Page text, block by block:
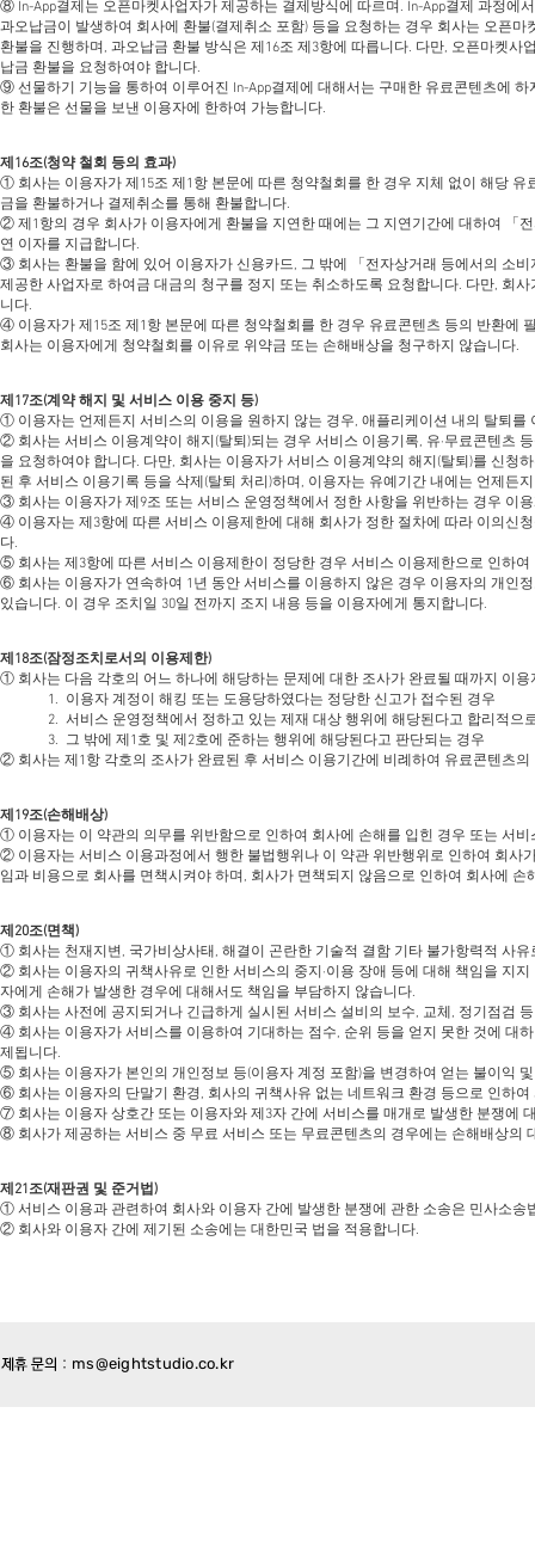
⑧ In-App결제는 오픈마켓사업자가 제공하는 결제방식에 따르며. In-App결제 과정에
과오납금이 발생하여 회사에 환불(결제취소 포함) 등을 요청하는 경우 회사는 오픈
환불을 진행하며, 과오납금 환불 방식은 제16조 제3항에 따릅니다. 다만, 오픈마켓
납금 환불을 요청하여야 합니다.
⑨ 선물하기 기능을 통하여 이루어진 In-App결제에 대해서는 구매한 유료콘텐츠에
한 환불은 선물을 보낸 이용자에 한하여 가능합니다.
제16조(청약 철회 등의 효과)
① 회사는 이용자가 제15조 제1항 본문에 따른 청약철회를 한 경우 지체 없이 해당
금을 환불하거나 결제취소를 통해 환불합니다.
② 제1항의 경우 회사가 이용자에게 환불을 지연한 때에는 그 지연기간에 대하여 「
연 이자를 지급합니다.
③ 회사는 환불을 함에 있어 이용자가 신용카드, 그 밖에 「전자상거래 등에서의 소
제공한 사업자로 하여금 대금의 청구를 정지 또는 취소하도록 요청합니다. 다만, 회
니다.
④ 이용자가 제15조 제1항 본문에 따른 청약철회를 한 경우 유료콘텐츠 등의 반환에
회사는 이용자에게 청약철회를 이유로 위약금 또는 손해배상을 청구하지 않습니다.
제17조(계약 해지 및 서비스 이용 중지 등)
① 이용자는 언제든지 서비스의 이용을 원하지 않는 경우, 애플리케이션 내의 탈퇴를
② 회사는 서비스 이용계약이 해지(탈퇴)되는 경우 서비스 이용기록, 유∙무료콘텐츠
을 요청하여야 합니다. 다만, 회사는 이용자가 서비스 이용계약의 해지(탈퇴)를 신청
된 후 서비스 이용기록 등을 삭제(탈퇴 처리)하며, 이용자는 유예기간 내에는 언제든
③ 회사는 이용자가 제9조 또는 서비스 운영정책에서 정한 사항을 위반하는 경우 이
④ 이용자는 제3항에 따른 서비스 이용제한에 대해 회사가 정한 절차에 따라 이의신
다.
⑤ 회사는 제3항에 따른 서비스 이용제한이 정당한 경우 서비스 이용제한으로 인하
⑥ 회사는 이용자가 연속하여 1년 동안 서비스를 이용하지 않은 경우 이용자의 개인
있습니다. 이 경우 조치일 30일 전까지 조지 내용 등을 이용자에게 통지합니다.
제18조(잠정조치로서의 이용제한)
① 회사는 다음 각호의 어느 하나에 해당하는 문제에 대한 조사가 완료될 때까지 이
1. 이용자 계정이 해킹 또는 도용당하였다는 정당한 신고가 접수된 경우
2. 서비스 운영정책에서 정하고 있는 제재 대상 행위에 해당된다고 합리적으
3. 그 밖에 제1호 및 제2호에 준하는 행위에 해당된다고 판단되는 경우
② 회사는 제1항 각호의 조사가 완료된 후 서비스 이용기간에 비례하여 유료콘텐츠
제19조(손해배상)
① 이용자는 이 약관의 의무를 위반함으로 인하여 회사에 손해를 입힌 경우 또는 서
② 이용자는 서비스 이용과정에서 행한 불법행위나 이 약관 위반행위로 인하여 회사
임과 비용으로 회사를 면책시켜야 하며, 회사가 면책되지 않음으로 인하여 회사에
제20조(면책)
① 회사는 천재지변, 국가비상사태, 해결이 곤란한 기술적 결함 기타 불가항력적 사
② 회사는 이용자의 귀책사유로 인한 서비스의 중지∙이용 장애 등에 대해 책임을 지
자에게 손해가 발생한 경우에 대해서도 책임을 부담하지 않습니다.
③ 회사는 사전에 공지되거나 긴급하게 실시된 서비스 설비의 보수, 교체, 정기점검
④ 회사는 이용자가 서비스를 이용하여 기대하는 점수, 순위 등을 얻지 못한 것에 대
제됩니다.
⑤ 회사는 이용자가 본인의 개인정보 등(이용자 계정 포함)을 변경하여 얻는 불이익
⑥ 회사는 이용자의 단말기 환경, 회사의 귀책사유 없는 네트워크 환경 등으로 인하
⑦ 회사는 이용자 상호간 또는 이용자와 제3자 간에 서비스를 매개로 발생한 분쟁에
⑧ 회사가 제공하는 서비스 중 무료 서비스 또는 무료콘텐츠의 경우에는 손해배상의
제21조(재판권 및 준거법)
① 서비스 이용과 관련하여 회사와 이용자 간에 발생한 분쟁에 관한 소송은 민사소
② 회사와 이용자 간에 제기된 소송에는 대한민국 법을 적용합니다.
ms@eightstudio.co.kr